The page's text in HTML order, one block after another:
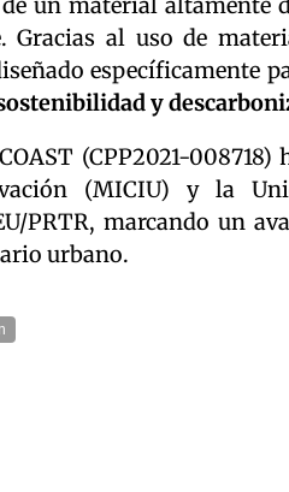
Gracias al uso de
específicamente
y
(CPP2021-
(MICIU) y la
PRTR, marcando un
urbano.